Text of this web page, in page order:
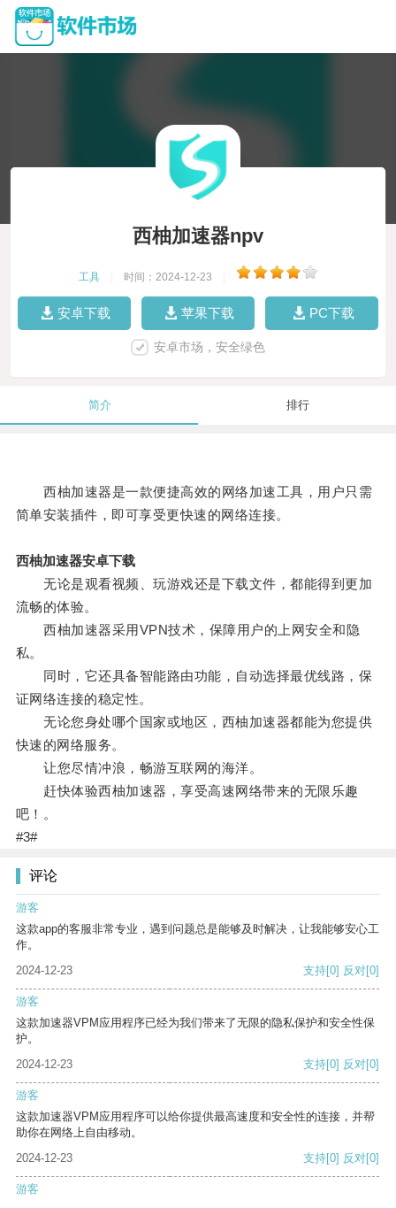
西柚加速器npv
工具 时间：2024-12-23
安卓下载 苹果下载 PC下载
安卓市场，安全绿色
简介 排行
西柚加速器是一款便捷高效的网络加速工具，用户只需
简单安装插件，即可享受更快速的网络连接。
西柚加速器安卓下载
无论是观看视频、玩游戏还是下载文件，都能得到更加
流畅的体验。
西柚加速器采用VPN技术，保障用户的上网安全和隐
私。
同时，它还具备智能路由功能，自动选择最优线路，保
证网络连接的稳定性。
无论您身处哪个国家或地区，西柚加速器都能为您提供
快速的网络服务。
让您尽情冲浪，畅游互联网的海洋。
赶快体验西柚加速器，享受高速网络带来的无限乐趣
吧！。
#3#
评论
游客
这款app的客服非常专业，遇到问题总是能够及时解决，让我能够安心工
作。
2024-12-23
支持[0] 反对[0]
游客
这款加速器VPM应用程序已经为我们带来了无限的隐私保护和安全性保
护。
2024-12-23
支持[0] 反对[0]
游客
这款加速器VPM应用程序可以给你提供最高速度和安全性的连接，并帮
助你在网络上自由移动。
2024-12-23
支持[0] 反对[0]
游客